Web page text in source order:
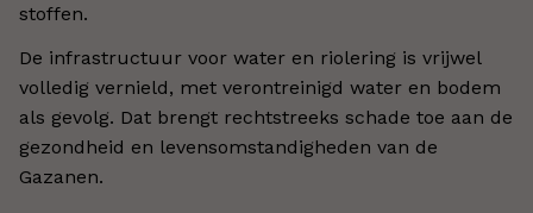
stoffen.
De infrastructuur voor water en riolering is vrijwel
volledig vernield, met verontreinigd water en bodem
als gevolg. Dat brengt rechtstreeks schade toe aan de
gezondheid en levensomstandigheden van de
Gazanen.